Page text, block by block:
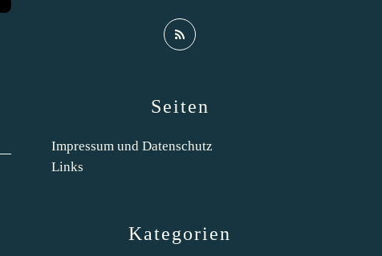
Kategorien
Seiten
Impressum und Datenschutz
Links